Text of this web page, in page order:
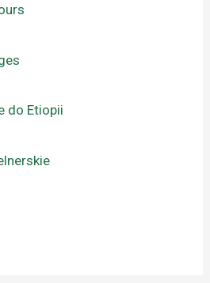
do Etiopii